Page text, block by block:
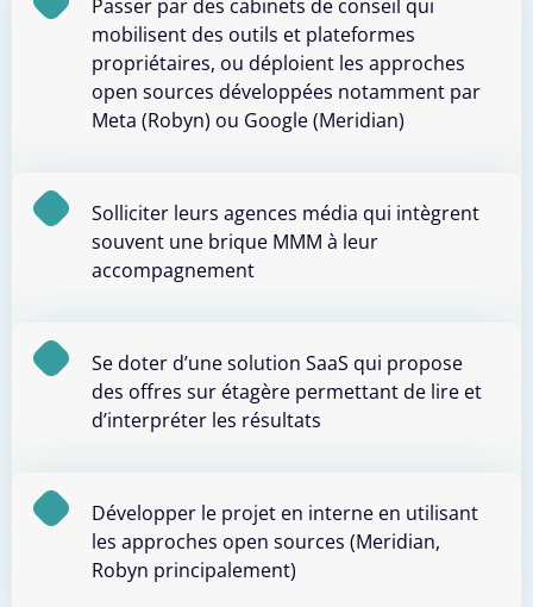
Passer par des cabinets de conseil qui
mobilisent des outils et plateformes
propriétaires, ou déploient les approches
open sources développées notamment par
Meta (Robyn) ou Google (Meridian)
Solliciter leurs agences média qui intègrent
souvent une brique MMM à leur
accompagnement
Se doter d’une solution SaaS qui propose
des offres sur étagère permettant de lire et
d’interpréter les résultats
Développer le projet en interne en utilisant
les approches open sources (Meridian,
Robyn principalement)